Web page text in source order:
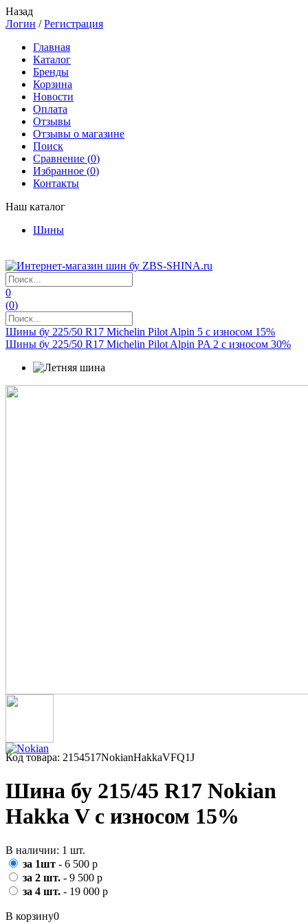
Назад
Логин /Регистрация
Главная
Каталог
Бренды
Корзина
Новости
Оплата
Отзывы
Отзывы о магазине
Поиск
Сравнение (0)
Избранное (0)
Контакты
Наш каталог
Шины
0
(0)
Шины бу 225/50 R17 Michelin Pilot Alpin 5 с износом 15%
Шины бу 225/50 R17 Michelin Pilot Alpin PA 2 с износом 30%
Код товара: 2154517NokianHakkaVFQ1J
Шина бу 215/45 R17 Nokian
Hakka V с износом 15%
В наличии: 1 шт.
за 1шт - 6 500 р
за 2 шт. - 9 500 р
за 4 шт. - 19 000 р
В корзину0